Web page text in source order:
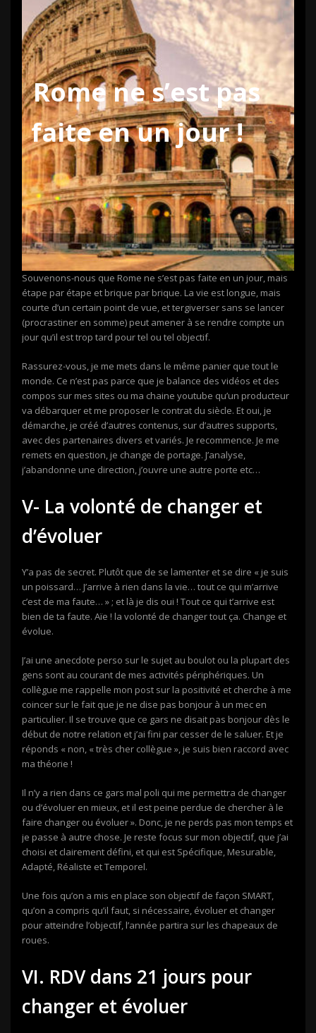
Rome ne s’est pas
faite en un jour !
Souvenons-nous que Rome ne s’est pas faite en un jour, mais
étape par étape et brique par brique. La vie est longue, mais
courte d’un certain point de vue, et tergiverser sans se lancer
(procrastiner en somme) peut amener à se rendre compte un
jour qu’il est trop tard pour tel ou tel objectif.
Rassurez-vous, je me mets dans le même panier que tout le
monde. Ce n’est pas parce que je balance des vidéos et des
compos sur mes sites ou ma chaine youtube qu’un producteur
va débarquer et me proposer le contrat du siècle. Et oui, je
démarche, je créé d’autres contenus, sur d’autres supports,
avec des partenaires divers et variés. Je recommence. Je me
remets en question, je change de portage. J’analyse,
j’abandonne une direction, j’ouvre une autre porte etc…
V- La volonté de changer et
d’évoluer
Y’a pas de secret. Plutôt que de se lamenter et se dire « je suis
un poissard… J’arrive à rien dans la vie… tout ce qui m’arrive
c’est de ma faute… » ; et là je dis oui ! Tout ce qui t’arrive est
bien de ta faute. Aïe ! la volonté de changer tout ça. Change et
évolue.
J’ai une anecdote perso sur le sujet au boulot ou la plupart des
gens sont au courant de mes activités périphériques. Un
collègue me rappelle mon post sur la positivité et cherche à me
coincer sur le fait que je ne dise pas bonjour à un mec en
particulier. Il se trouve que ce gars ne disait pas bonjour dès le
début de notre relation et j’ai fini par cesser de le saluer. Et je
réponds « non, « très cher collègue », je suis bien raccord avec
ma théorie !
Il n’y a rien dans ce gars mal poli qui me permettra de changer
ou d’évoluer en mieux, et il est peine perdue de chercher à le
faire changer ou évoluer ». Donc, je ne perds pas mon temps et
je passe à autre chose. Je reste focus sur mon objectif, que j’ai
choisi et clairement défini, et qui est Spécifique, Mesurable,
Adapté, Réaliste et Temporel.
Une fois qu’on a mis en place son objectif de façon SMART,
qu’on a compris qu’il faut, si nécessaire, évoluer et changer
pour atteindre l’objectif, l’année partira sur les chapeaux de
roues.
VI. RDV dans 21 jours pour
changer et évoluer